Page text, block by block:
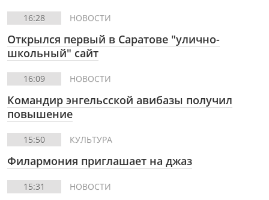
16:28 НОВОСТИ
Открылся первый в Саратове "улично-
школьный" сайт
16:09 НОВОСТИ
Командир энгельсской авибазы получил
повышение
15:50 КУЛЬТУРА
Филармония приглашает на джаз
15:31 НОВОСТИ